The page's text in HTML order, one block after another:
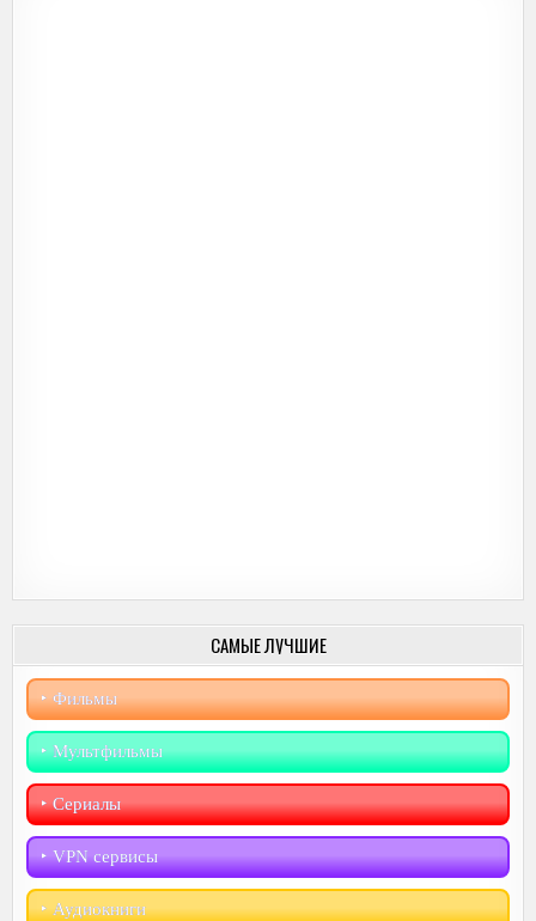
САМЫЕ ЛУЧШИЕ
‣︎ Фильмы
‣︎ Мультфильмы
‣︎ Сериалы
‣︎ VPN сервисы
‣︎ Аудиокниги